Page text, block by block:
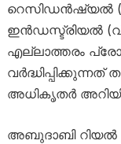
റെസിഡൻഷ്യൽ
ഇൻഡസ്ട്രിയൽ
എല്ലാത്തരം
വർദ്ധിപ്പിക്കുന്നത്
അധികൃതർ
അബുദാബി റിയൽ